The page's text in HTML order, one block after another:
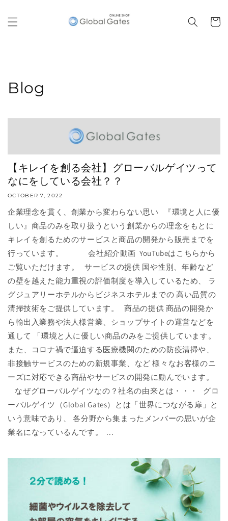
content
Cart
Blog
【キレイを創る会社】グローバルゲイツって
なにをしている会社？？
OCTOBER 7, 2022
企業理念を貫く、創業から変わらない思い 『環境と人に優
しい』商品のみを取り扱うという創業からの理念をもとに
キレイを創るためのサービスと商品の開発から販売までを
行っています。 会社紹介動画 YouTubeはこちらから
ご覧いただけます。 サービスの提供 国や性別、年齢など
の壁を越えた能力重視の評価制度を導入しているため、 ラ
グジュアリーホテルからビジネスホテルまでの 高い品質の
清掃技術をご提供しています。 商品の提供 商品の開発か
ら輸出入業務や法人様営業、ショップサイトの運営などを
通して 「環境と人に優しい商品のみをご提供しています。
また、コロナ禍で逼迫する医療機関のための防疫清掃や、
非接触サービスのための新規事業、など 様々なお客様のニ
ーズに対応できる商品やサービスの開発に励んでいます。
なぜグローバルゲイツなの？社名の由来とは・・・ グロ
ーバルゲイツ（Global Gates）とは「世界につながる扉」と
いう意味であり、 各分野から集まったメンバーの思いが企
業名になっているんです。 ...